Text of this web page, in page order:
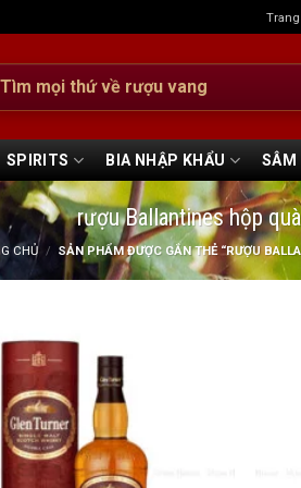
SPIRITS BIA NHẬP KHẨU SÂM
rượu Ballantines hộp quà
CHỦ / SẢN PHẨM ĐƯỢC GẮN THẺ “RƯỢU